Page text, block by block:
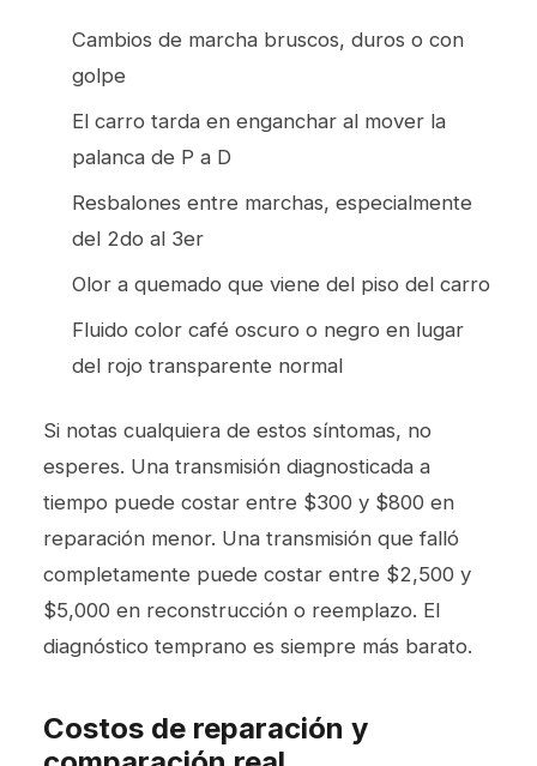
Cambios de marcha bruscos, duros o con
golpe
El carro tarda en enganchar al mover la
palanca de P a D
Resbalones entre marchas, especialmente
del 2do al 3er
Olor a quemado que viene del piso del carro
Fluido color café oscuro o negro en lugar
del rojo transparente normal
Si notas cualquiera de estos síntomas, no
esperes. Una transmisión diagnosticada a
tiempo puede costar entre $300 y $800 en
reparación menor. Una transmisión que falló
completamente puede costar entre $2,500 y
$5,000 en reconstrucción o reemplazo. El
diagnóstico temprano es siempre más barato.
Costos de reparación y